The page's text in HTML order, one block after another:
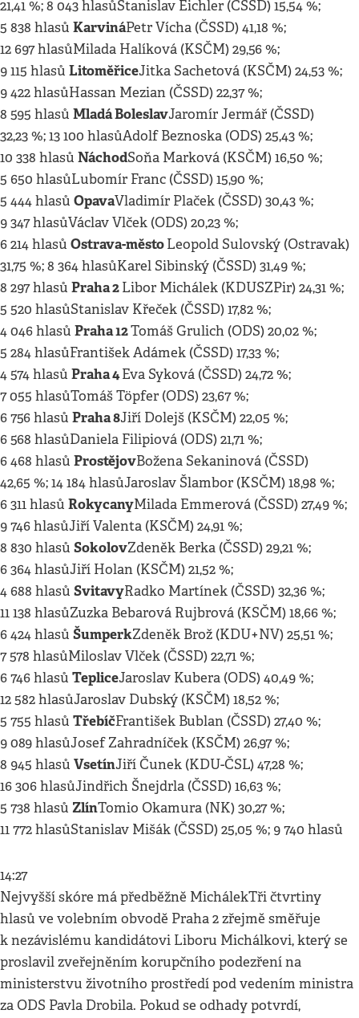
21,41 %; 8 043 hlasůStanislav Eichler (ČSSD) 15,54 %;
5 838 hlasů KarvináPetr Vícha (ČSSD) 41,18 %;
12 697 hlasůMilada Halíková (KSČM) 29,56 %;
9 115 hlasů LitoměřiceJitka Sachetová (KSČM) 24,53 %;
9 422 hlasůHassan Mezian (ČSSD) 22,37 %;
8 595 hlasů Mladá BoleslavJaromír Jermář (ČSSD)
32,23 %; 13 100 hlasůAdolf Beznoska (ODS) 25,43 %;
10 338 hlasů NáchodSoňa Marková (KSČM) 16,50 %;
5 650 hlasůLubomír Franc (ČSSD) 15,90 %;
5 444 hlasů OpavaVladimír Plaček (ČSSD) 30,43 %;
9 347 hlasůVáclav Vlček (ODS) 20,23 %;
6 214 hlasů Ostrava-městoLeopold Sulovský (Ostravak)
31,75 %; 8 364 hlasůKarel Sibinský (ČSSD) 31,49 %;
8 297 hlasů Praha 2Libor Michálek (KDUSZPir) 24,31 %;
5 520 hlasůStanislav Křeček (ČSSD) 17,82 %;
4 046 hlasů Praha 12Tomáš Grulich (ODS) 20,02 %;
5 284 hlasůFrantišek Adámek (ČSSD) 17,33 %;
4 574 hlasů Praha 4Eva Syková (ČSSD) 24,72 %;
7 055 hlasůTomáš Töpfer (ODS) 23,67 %;
6 756 hlasů Praha 8Jiří Dolejš (KSČM) 22,05 %;
6 568 hlasůDaniela Filipiová (ODS) 21,71 %;
6 468 hlasů ProstějovBožena Sekaninová (ČSSD)
42,65 %; 14 184 hlasůJaroslav Šlambor (KSČM) 18,98 %;
6 311 hlasů RokycanyMilada Emmerová (ČSSD) 27,49 %;
9 746 hlasůJiří Valenta (KSČM) 24,91 %;
8 830 hlasů SokolovZdeněk Berka (ČSSD) 29,21 %;
6 364 hlasůJiří Holan (KSČM) 21,52 %;
4 688 hlasů SvitavyRadko Martínek (ČSSD) 32,36 %;
11 138 hlasůZuzka Bebarová Rujbrová (KSČM) 18,66 %;
6 424 hlasů ŠumperkZdeněk Brož (KDU+NV) 25,51 %;
7 578 hlasůMiloslav Vlček (ČSSD) 22,71 %;
6 746 hlasů TepliceJaroslav Kubera (ODS) 40,49 %;
12 582 hlasůJaroslav Dubský (KSČM) 18,52 %;
5 755 hlasů TřebíčFrantišek Bublan (ČSSD) 27,40 %;
9 089 hlasůJosef Zahradníček (KSČM) 26,97 %;
8 945 hlasů VsetínJiří Čunek (KDU-ČSL) 47,28 %;
16 306 hlasůJindřich Šnejdrla (ČSSD) 16,63 %;
5 738 hlasů ZlínTomio Okamura (NK) 30,27 %;
11 772 hlasůStanislav Mišák (ČSSD) 25,05 %; 9 740 hlasů
14:27
Nejvyšší skóre má předběžně MichálekTři čtvrtiny
hlasů ve volebním obvodě Praha 2 zřejmě směřuje
k nezávislému kandidátovi Liboru Michálkovi, který se
proslavil zveřejněním korupčního podezření na
ministerstvu životního prostředí pod vedením ministra
za ODS Pavla Drobila. Pokud se odhady potvrdí,